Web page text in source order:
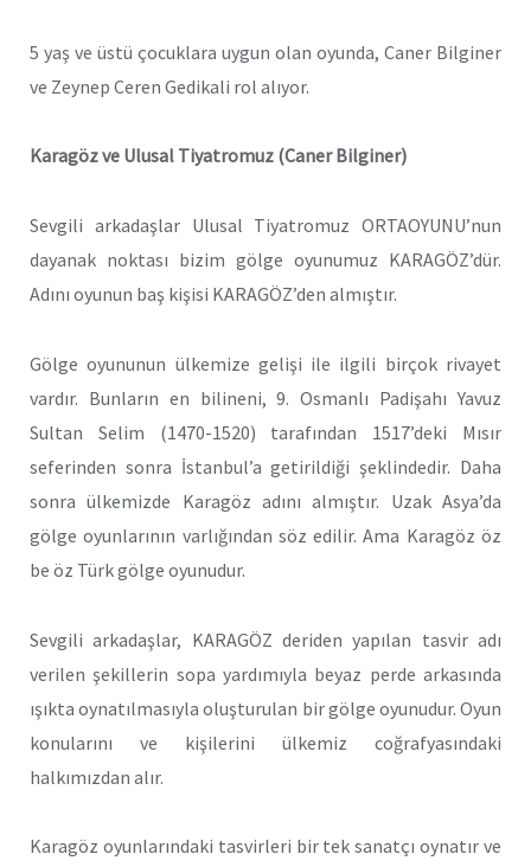
5 yaş ve üstü çocuklara uygun olan oyunda, Caner Bilginer
ve Zeynep Ceren Gedikali rol alıyor.
Karagöz ve Ulusal Tiyatromuz (Caner Bilginer)
Sevgili arkadaşlar Ulusal Tiyatromuz ORTAOYUNU’nun
dayanak noktası bizim gölge oyunumuz KARAGÖZ’dür.
Adını oyunun baş kişisi KARAGÖZ’den almıştır.
Gölge oyununun ülkemize gelişi ile ilgili birçok rivayet
vardır. Bunların en bilineni, 9. Osmanlı Padişahı Yavuz
Sultan Selim (1470-1520) tarafından 1517’deki Mısır
seferinden sonra İstanbul’a getirildiği şeklindedir. Daha
sonra ülkemizde Karagöz adını almıştır. Uzak Asya’da
gölge oyunlarının varlığından söz edilir. Ama Karagöz öz
be öz Türk gölge oyunudur.
Sevgili arkadaşlar, KARAGÖZ deriden yapılan tasvir adı
verilen şekillerin sopa yardımıyla beyaz perde arkasında
ışıkta oynatılmasıyla oluşturulan bir gölge oyunudur. Oyun
konularını ve kişilerini ülkemiz coğrafyasındaki
halkımızdan alır.
Karagöz oyunlarındaki tasvirleri bir tek sanatçı oynatır ve